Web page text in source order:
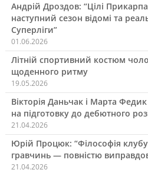
Андрій Дроздов: “Цілі
наступний сезон відомі та
Суперліги”
01.06.2026
Літній спортивний костюм
щоденного ритму
19.05.2026
Вікторія Даньчак і Марта Федик
на підготовку до дебютного
21.04.2026
Юрій Процюк: “Філософія
гравчинь — повністю
21.04.2026